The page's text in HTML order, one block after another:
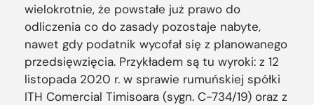
wielokrotnie, że powstałe już prawo do
odliczenia co do zasady pozostaje nabyte,
nawet gdy podatnik wycofał się z planowanego
przedsięwzięcia. Przykładem są tu wyroki: z 12
listopada 2020 r. w sprawie rumuńskiej spółki
ITH Comercial Timisoara (sygn. C-734/19) oraz z